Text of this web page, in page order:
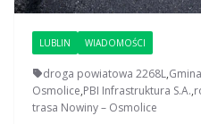
LUBLIN WIADOMOŚCI
droga powiatowa 2268L,
Osmolice,PBI Infrastruktura S.A.,
trasa Nowiny – Osmolice